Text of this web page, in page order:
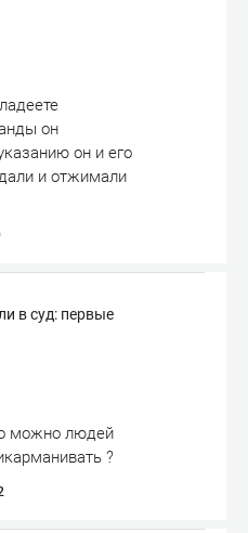
он
он и его
и отжимали
в суд: первые
можно людей
?